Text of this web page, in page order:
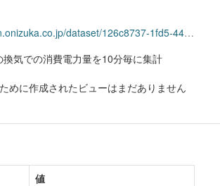
126c8737-1fd5-4409-afd8-5255a808531d/resource/3aead934-db03-4e17-b0c8-f744c4a34f24/download/ventilation_2409.csv
気での消費電力量を10分毎に集計
めに作成されたビューはまだありません
値